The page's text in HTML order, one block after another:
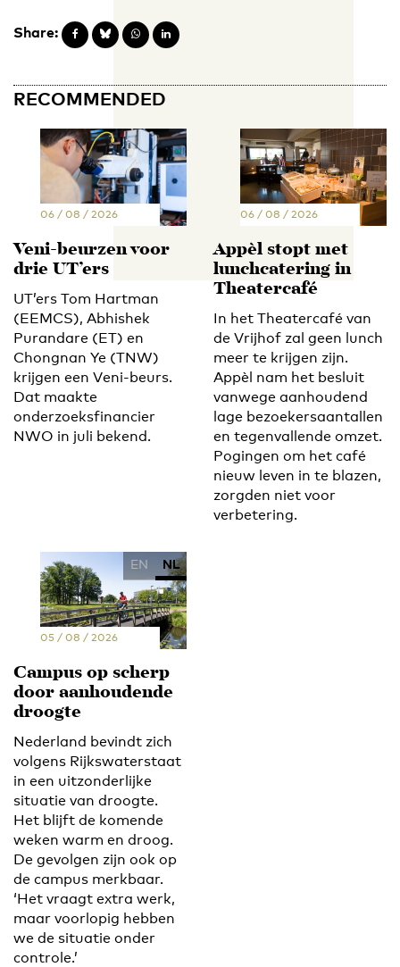
Share:
RECOMMENDED
06 / 08 / 2026
Veni-beurzen voor
drie UT’ers
UT’ers Tom Hartman
(EEMCS), Abhishek
Purandare (ET) en
Chongnan Ye (TNW)
krijgen een Veni-beurs.
Dat maakte
onderzoeksfinancier
NWO in juli bekend.
06 / 08 / 2026
Appèl stopt met
lunchcatering in
Theatercafé
In het Theatercafé van
de Vrijhof zal geen lunch
meer te krijgen zijn.
Appèl nam het besluit
vanwege aanhoudend
lage bezoekersaantallen
en tegenvallende omzet.
Pogingen om het café
nieuw leven in te blazen,
zorgden niet voor
verbetering.
EN NL
05 / 08 / 2026
Campus op scherp
door aanhoudende
droogte
Nederland bevindt zich
volgens Rijkswaterstaat
in een uitzonderlijke
situatie van droogte.
Het blijft de komende
weken warm en droog.
De gevolgen zijn ook op
de campus merkbaar.
‘Het vraagt extra werk,
maar voorlopig hebben
we de situatie onder
controle.’